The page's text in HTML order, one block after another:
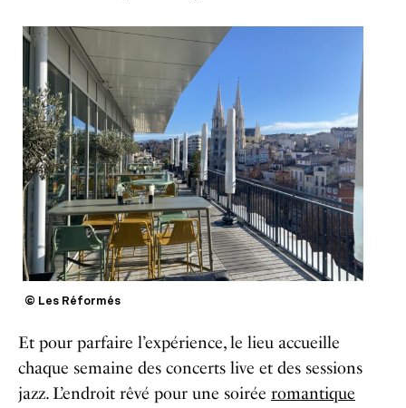
© Les Réformés
Et pour parfaire l’expérience, le lieu accueille
chaque semaine des concerts live et des sessions
jazz. L’endroit rêvé pour une soirée romantique